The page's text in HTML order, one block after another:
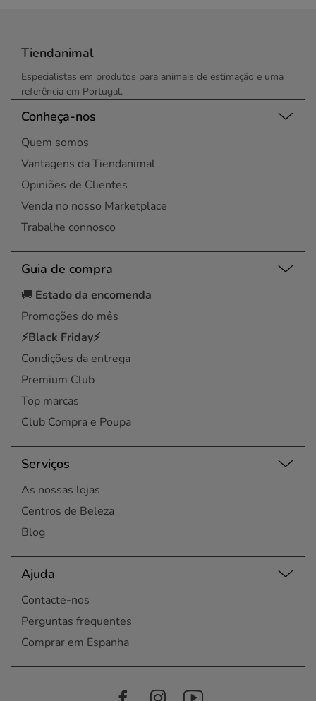
Tiendanimal
Especialistas em produtos para animais de estimação e uma
referência em Portugal.
Conheça-nos
Quem somos
Vantagens da Tiendanimal
Opiniões de Clientes
Venda no nosso Marketplace
Trabalhe connosco
Guia de compra
🚚 Estado da encomenda
Promoções do mês
⚡Black Friday⚡
Condições da entrega
Premium Club
Top marcas
Club Compra e Poupa
Serviços
As nossas lojas
Centros de Beleza
Blog
Ajuda
Contacte-nos
Perguntas frequentes
Comprar em Espanha